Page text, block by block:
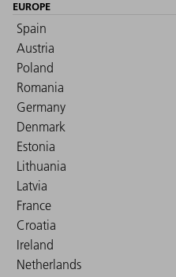
EUROPE
Spain
Austria
Poland
Romania
Germany
Denmark
Estonia
Lithuania
Latvia
France
Croatia
Ireland
Netherlands